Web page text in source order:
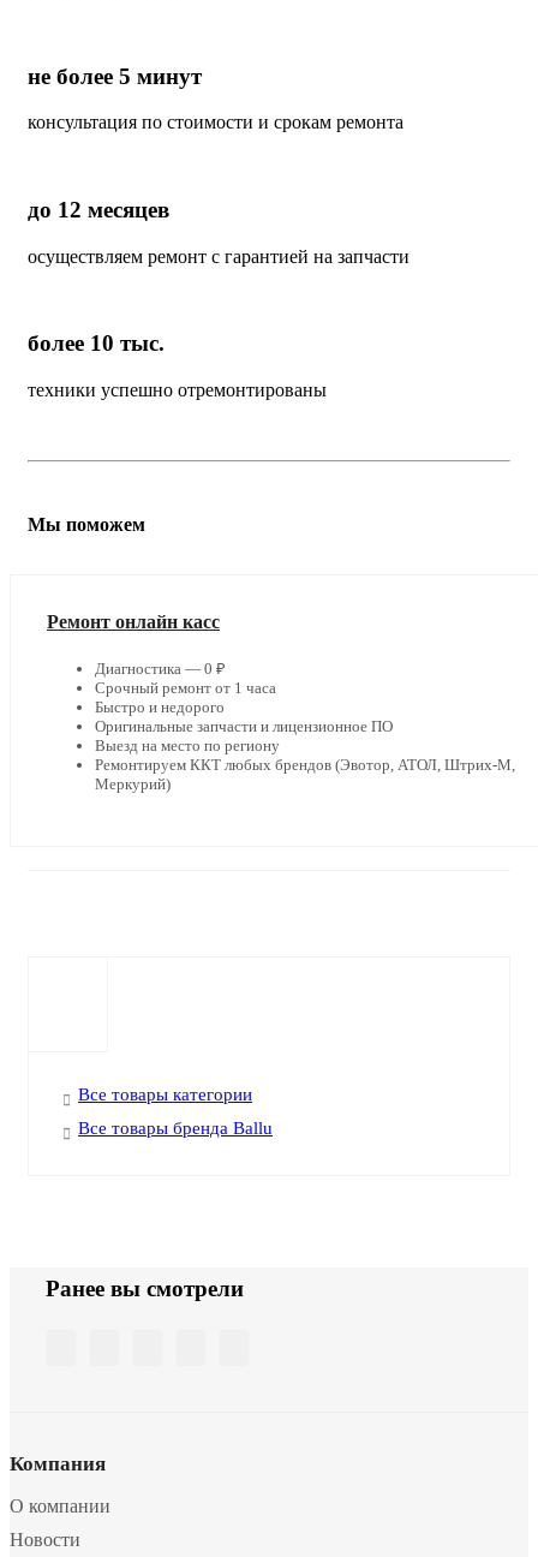
не более 5 минут
консультация по стоимости и срокам ремонта
до 12 месяцев
осуществляем ремонт с гарантией на запчасти
более 10 тыс.
техники успешно отремонтированы
Мы поможем
Ремонт онлайн касс
Диагностика — 0 ₽
Срочный ремонт от 1 часа
Быстро и недорого
Оригинальные запчасти и лицензионное ПО
Выезд на место по региону
Ремонтируем ККТ любых брендов (Эвотор, АТОЛ, Штрих-М,
Меркурий)
Все товары категории
Все товары бренда Ballu
Ранее вы смотрели
Компания
О компании
Новости